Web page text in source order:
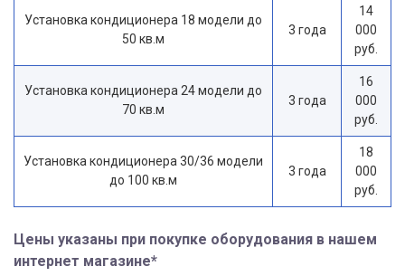
Установка кондиционера 18 модели до
50 кв.м
3 года
14
000
руб.
Установка кондиционера 24 модели до
70 кв.м
3 года
16
000
руб.
Установка кондиционера 30/36 модели
до 100 кв.м
3 года
18
000
руб.
Цены указаны при покупке оборудования в нашем
интернет магазине*